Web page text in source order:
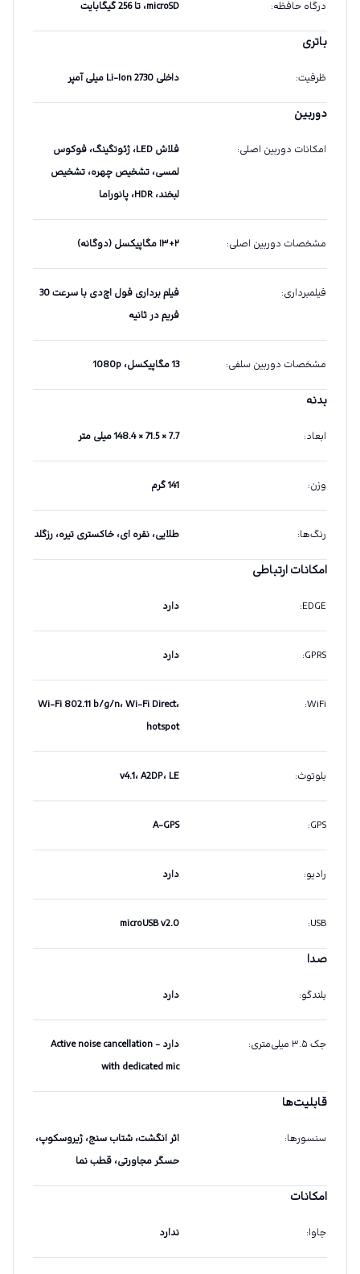
درگاه حافظه: microSD، تا 256 گیگابایت
باتری
ظرفیت: داخلی Li-Ion 2730 میلی آمپر
دوربین
امکانات دوربین اصلی:
فلاش LED، ژئوتگینگ، فوکوس
لمسی، تشخیص چهره، تشخیص
لبخند، HDR، پانوراما
مشخصات دوربین اصلی: ۱۳+۲ مگاپیکسل (دوگانه)
فیلمبرداری:
فیلم برداری فول اچ‌دی با سرعت 30
فریم در ثانیه
مشخصات دوربین سلفی: 13 مگاپیکسل، 1080p
بدنه
ابعاد: 7.7 × 71.5 × 148.4 میلی متر
وزن: 141 گرم
رنگ‌ها: طلایی، نقره ای، خاکستری تیره، رزگلد
امکانات ارتباطی
EDGE
: دارد
GPRS
: دارد
WiFi
:
Wi-Fi 802.11 b/g/n، Wi-Fi Direct،
hotspot
بلوتوث: v4.1، A2DP، LE
GPS
:
A-GPS
رادیو: دارد
USB
:
microUSB v2.0
صدا
بلندگو: دارد
جک ۳.۵ میلی‌متری :
دارد - Active noise cancellation
with dedicated mic
قابلیت‌ها
سنسورها:
اثر انگشت، شتاب سنج، ژیروسکوپ،
حسگر مجاورتی، قطب نما
امکانات
جاوا: ندارد